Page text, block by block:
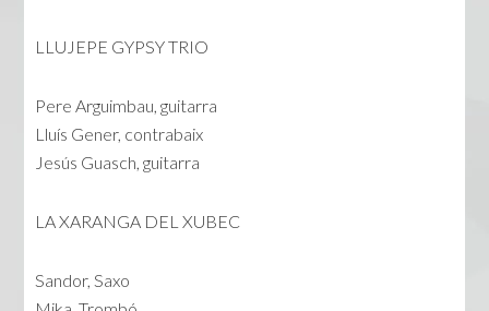
LLUJEPE GYPSY TRIO
Pere Arguimbau, guitarra
Lluís Gener, contrabaix
Jesús Guasch, guitarra
LA XARANGA DEL XUBEC
Sandor, Saxo